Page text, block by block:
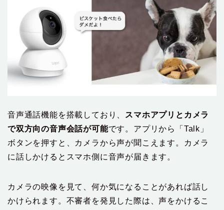
音声通話機能を搭載しており、
スマホアプリとカメラ
で双方向の音声会話が可能です。アプリから「Talk」
ボタンを押すと、カメラから声が聞こえます。カメラ
に話しかけるとスマホ側に音声が届きます。
カメラの映像を見て、何か気になることがあれば話し
かけられます。不審者を発見した際は、声をかけるこ